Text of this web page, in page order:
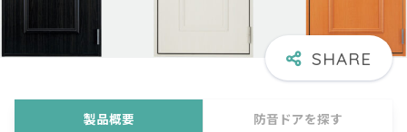
製品概要 防音ドアを探す